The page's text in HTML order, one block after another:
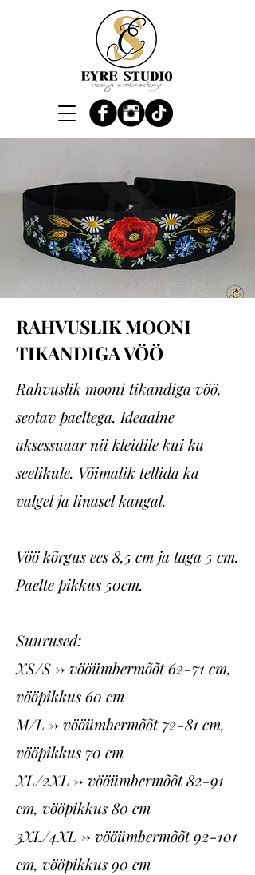
RAHVUSLIK MOONI
TIKANDIGA VÖÖ
Rahvuslik mooni tikandiga vöö,
seotav paeltega. Ideaalne
aksessuaar nii kleidile kui ka
seelikule. Võimalik tellida ka
valgel ja linasel kangal.
Vöö kõrgus ees 8,5 cm ja taga 5 cm.
Paelte pikkus 50cm.
Suurused:
XS/S -> vööümbermõõt 62-71 cm,
vööpikkus 60 cm
M/L -> vööümbermõõt 72-81 cm,
vööpikkus 70 cm
XL/2XL -> vööümbermõõt 82-91
cm, vööpikkus 80 cm
3XL/4XL -> vööümbermõõt 92-101
cm, vööpikkus 90 cm